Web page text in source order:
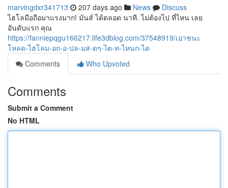
marvingdxr341713 207 days ago News
Discuss
ไฮโลมือถือมาแรงมาก! มันส์ ได้ตลอด นาที. ไม่ต้องไป ที่ไหน เลย
อันดับแรก คุณ
https://fanniepqgu166217.life3dblog.com/37548919/เอาชนะ
โหลด-ไฮโลม-อถ-อ-ปล-มส-ดๆ-ได-ท-ไหนก-ได
Comments
Who Upvoted
Comments
Submit a Comment
No HTML